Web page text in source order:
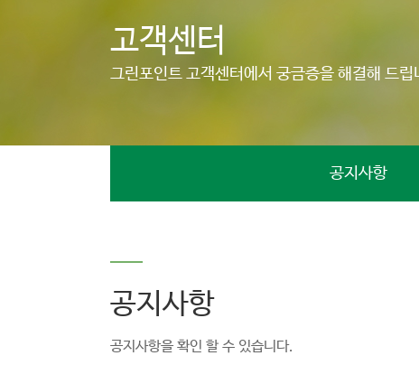
고객센터
그린포인트 고객센터에서 궁금증을 해결해 드립
공지사항
공지사항
공지사항을 확인 할 수 있습니다.